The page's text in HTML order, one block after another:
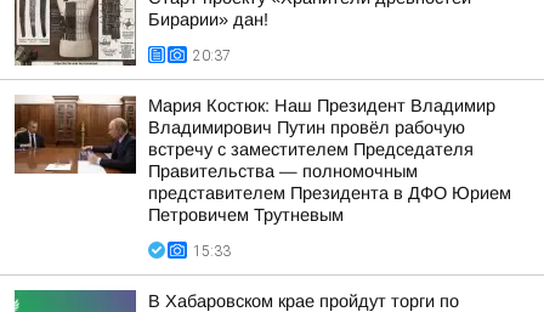
Бирарии» дан!
20:37
Мария Костюк: Наш Президент Владимир
Владимирович Путин провёл рабочую
встречу с заместителем Председателя
Правительства — полномочным
представителем Президента в ДФО Юрием
Петровичем Трутневым
15:33
В Хабаровском крае пройдут торги по